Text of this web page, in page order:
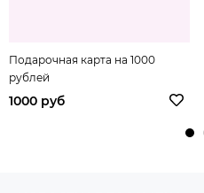
Подарочная карта на 1000
рублей
1000 руб